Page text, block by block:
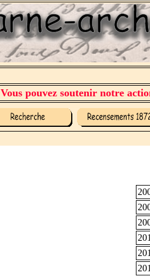
Vous pouvez soutenir notre